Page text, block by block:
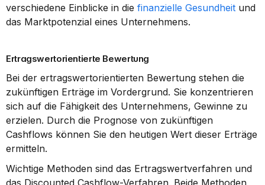
verschiedene Einblicke in die finanzielle Gesundheit und
das Marktpotenzial eines Unternehmens.
Ertragswertorientierte Bewertung
Bei der ertragswertorientierten Bewertung stehen die
zukünftigen Erträge im Vordergrund. Sie konzentrieren
sich auf die Fähigkeit des Unternehmens, Gewinne zu
erzielen. Durch die Prognose von zukünftigen
Cashflows können Sie den heutigen Wert dieser Erträge
ermitteln.
Wichtige Methoden sind das Ertragswertverfahren und
das Discounted Cashflow-Verfahren. Beide Methoden